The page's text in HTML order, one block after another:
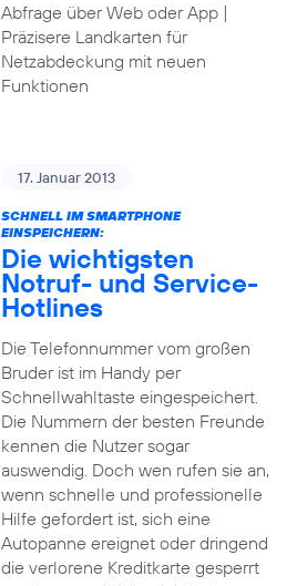
Abfrage über Web oder App |
Präzisere Landkarten für
Netzabdeckung mit neuen
Funktionen
17. Januar 2013
SCHNELL IM SMARTPHONE
EINSPEICHERN:
Die wichtigsten
Notruf- und Service-
Hotlines
Die Telefonnummer vom großen
Bruder ist im Handy per
Schnellwahltaste eingespeichert.
Die Nummern der besten Freunde
kennen die Nutzer sogar
auswendig. Doch wen rufen sie an,
wenn schnelle und professionelle
Hilfe gefordert ist, sich eine
Autopanne ereignet oder dringend
die verlorene Kreditkarte gesperrt